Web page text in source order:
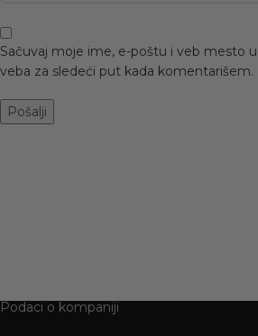
Sačuvaj moje ime, e-poštu i veb mesto
veba za sledeći put kada komentarišem.
Podaci o kompaniji